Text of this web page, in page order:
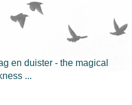
en duister - the magical
...